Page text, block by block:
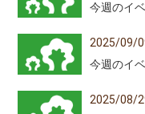
今週のイ
2025/09/
今週のイ
2025/08/